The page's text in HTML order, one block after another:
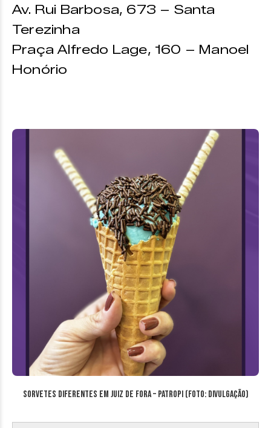
Av. Rui Barbosa, 673 – Santa
Terezinha
Praça Alfredo Lage, 160 – Manoel
Honório
Sorvetes diferentes em Juiz de Fora – Patropi (Foto: Divulgação)